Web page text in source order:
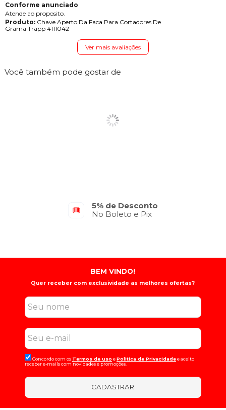
Conforme anunciado
Atende ao proposito.
Produto:Chave Aperto Da Faca Para Cortadores De
Grama Trapp 4111042
Ver mais avaliações
Você também pode gostar de
Parcelamento em até 10x
No Cartão de Crédito
BEM VINDO!
Quer receber com exclusividade as melhores ofertas?
Concordo com os Termos de uso ePolitica de Privacidadee aceito
receber e-mails com novidades e promoções.
CADASTRAR